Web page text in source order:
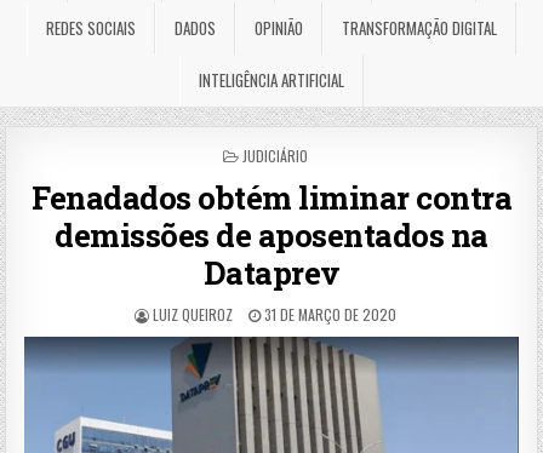
REDES SOCIAIS DADOS OPINIÃO TRANSFORMAÇÃO DIGITAL
INTELIGÊNCIA ARTIFICIAL
POSTED
JUDICIÁRIO
Fenadados obtém liminar contra
demissões de aposentados na
Dataprev
LUIZ QUEIROZ 31 DE MARÇO DE 2020